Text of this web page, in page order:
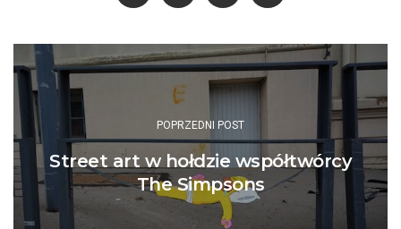
Post
navigation
POPRZEDNI POST
Street art w hołdzie współtwórcy
The Simpsons